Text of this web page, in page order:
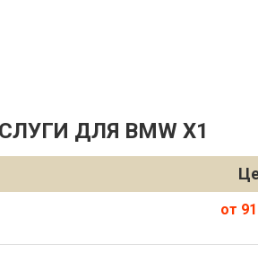
ДЛЯ BMW X1
от